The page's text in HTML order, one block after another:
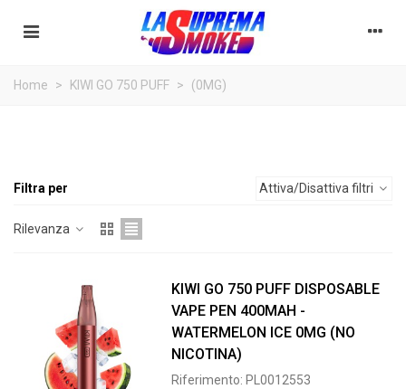
Home > KIWI GO 750 PUFF > (0MG)
KIWI GO 750 PUFF
Filtra per Attiva/Disattiva filtri
Rilevanza
KIWI GO 750 PUFF DISPOSABLE
VAPE PEN 400MAH -
WATERMELON ICE 0MG (NO
NICOTINA)
Riferimento: PL0012553